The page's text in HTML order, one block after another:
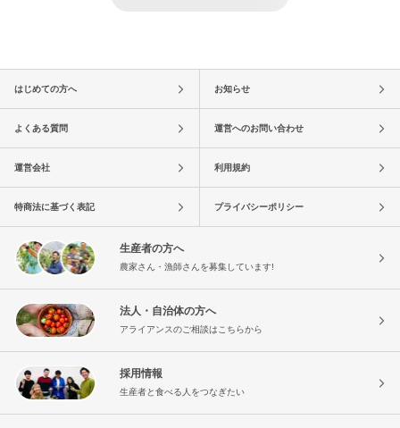
はじめての方へ お知らせ
よくある質問 運営へのお問い合わせ
運営会社 利用規約
特商法に基づく表記 プライバシーポリシー
生産者の方へ
農家さん・漁師さんを募集しています!
法人・自治体の方へ
アライアンスのご相談はこちらから
採用情報
生産者と食べる人をつなぎたい